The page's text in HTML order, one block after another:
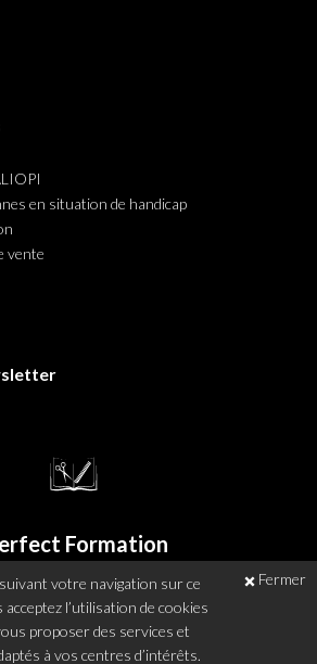
en situation de handicap
vente
Formation
Arras / France
perfect-formation.fr
votre navigation sur ce
acceptez l’utilisation de cookies
proposer des services et
à vos centres d’intérêts.
Fermer